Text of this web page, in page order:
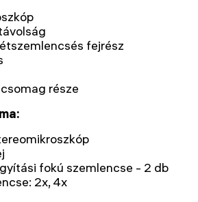
fejrész
része
fokú szemlencse - 2 db
2x, 4x